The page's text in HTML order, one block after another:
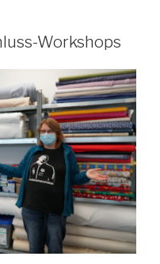
Workshops